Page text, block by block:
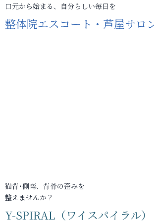
口元から始まる、自分らしい毎日を
整体院エスコート・芦屋サロ
猫背･側弯、背骨の歪みを
整えませんか？
Y-SPIRAL（ワイスパイラル）